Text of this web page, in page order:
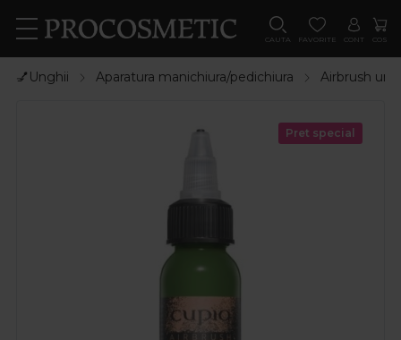
CAUTA FAVORITE CONT COS
💅Unghii Aparatura manichiura/pedichiura Airbrush
Pret special